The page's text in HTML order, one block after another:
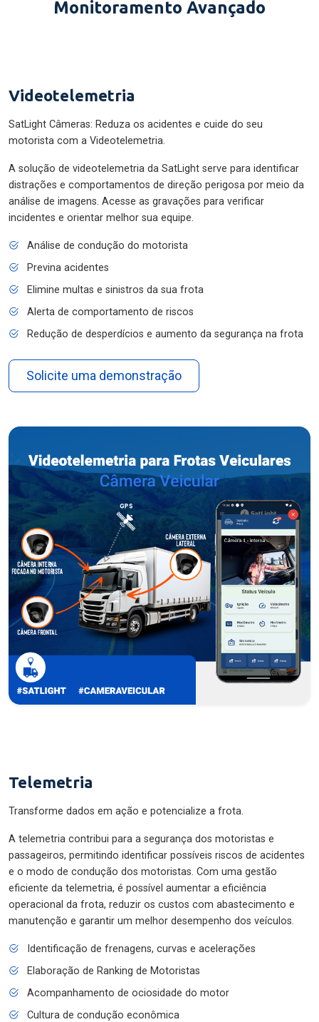
Monitoramento Avançado
Videotelemetria
SatLight Câmeras: Reduza os acidentes e cuide do seu
motorista com a Videotelemetria.
A solução de videotelemetria da SatLight serve para identificar
distrações e comportamentos de direção perigosa por meio da
análise de imagens. Acesse as gravações para verificar
incidentes e orientar melhor sua equipe.
Análise de condução do motorista
Previna acidentes
Elimine multas e sinistros da sua frota
Alerta de comportamento de riscos
Redução de desperdícios e aumento da segurança na frota
Solicite uma demonstração
Telemetria
Transforme dados em ação e potencialize a frota.
A telemetria contribui para a segurança dos motoristas e
passageiros, permitindo identificar possíveis riscos de acidentes
e o modo de condução dos motoristas. Com uma gestão
eficiente da telemetria, é possível aumentar a eficiência
operacional da frota, reduzir os custos com abastecimento e
manutenção e garantir um melhor desempenho dos veículos.
Identificação de frenagens, curvas e acelerações
Elaboração de Ranking de Motoristas
Acompanhamento de ociosidade do motor
Cultura de condução econômica